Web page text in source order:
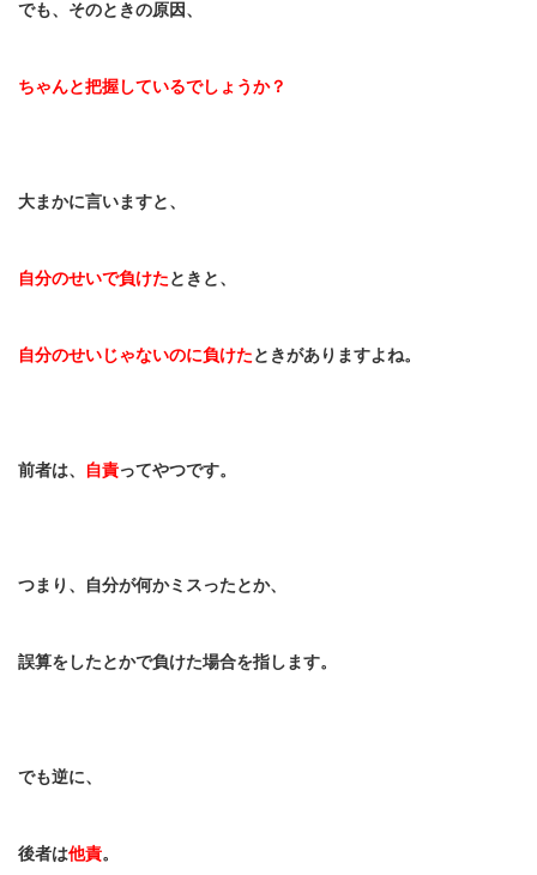
でも、そのときの原因、
ちゃんと把握しているでしょうか？
大まかに言いますと、
自分のせいで負けたときと、
自分のせいじゃないのに負けたときがありますよね。
前者は、 自責ってやつです。
つまり、自分が何かミスったとか、
誤算をしたとかで負けた場合を指します。
でも逆に、
後者は他責。